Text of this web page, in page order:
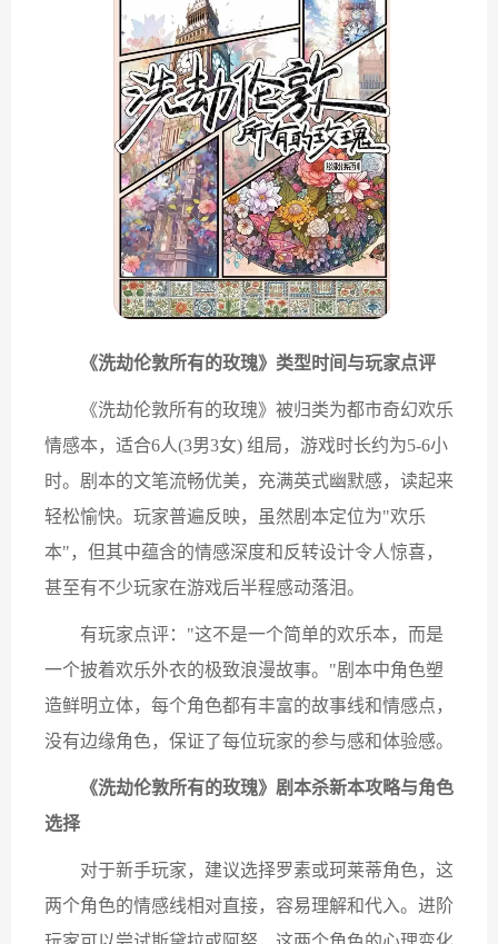
《洗劫伦敦所有的玫瑰》类型时间与玩家点评
《洗劫伦敦所有的玫瑰》被归类为​​都市奇幻欢乐
情感本​​，适合​​6人(3男3女)​​ 组局，游戏时长约为​​5-6小
时​​。剧本的​​文笔流畅优美​​，充满英式幽默感，读起来
轻松愉快。玩家普遍反映，虽然剧本定位为"欢乐
本"，但其中蕴含的​​情感深度和反转设计​​令人惊喜，
甚至有不少玩家在游戏后半程感动落泪。
有玩家点评："这不是一个简单的欢乐本，而是
一个披着欢乐外衣的极致浪漫故事。"剧本中​​角色塑
造鲜明立体​​，每个角色都有丰富的故事线和情感点，
没有边缘角色，保证了每位玩家的参与感和体验感。
《洗劫伦敦所有的玫瑰》剧本杀新本攻略与角色
选择
对于新手玩家，建议选择​​罗素​​或​​珂莱蒂​​角色，这
两个角色的情感线相对直接，容易理解和代入。进阶